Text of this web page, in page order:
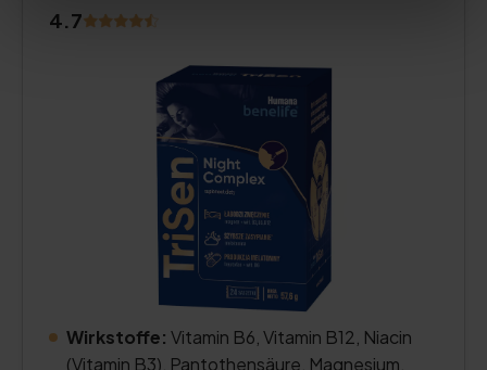
4.7
Wirkstoffe: Vitamin B6, Vitamin B12, Niacin
(Vitamin B3), Pantothensäure, Magnesium,